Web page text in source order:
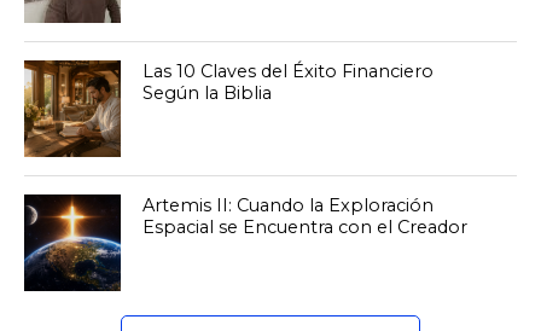
Las 10 Claves del Éxito Financiero
Según la Biblia
Artemis II: Cuando la Exploración
Espacial se Encuentra con el Creador